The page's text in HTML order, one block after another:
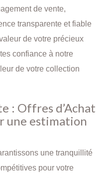
de vente,
transparente et fiable
de votre précieux
confiance à notre
de votre collection
: Offres d’Achat
une estimation
une tranquillité
pour votre